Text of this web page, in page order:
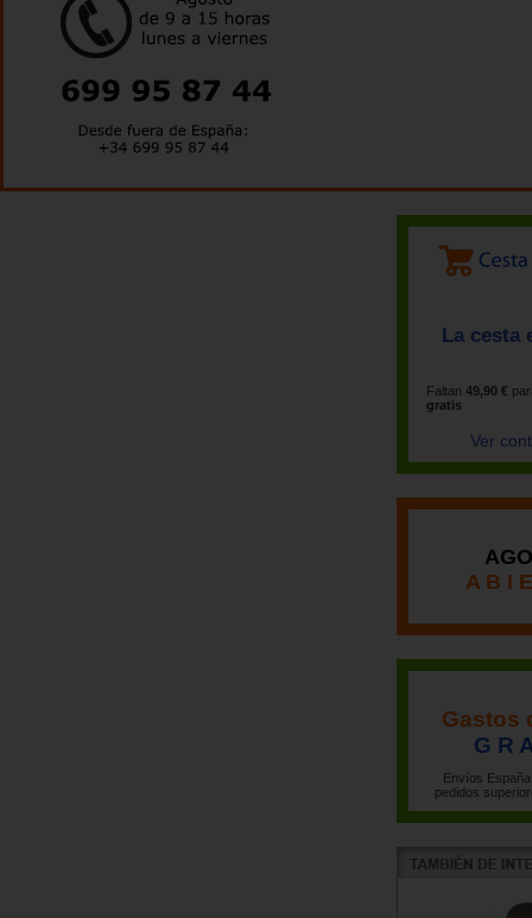
La cesta
Faltan 49,90 €
gratis
Ver
A B I
Gastos
G R
Envíos
pedidos